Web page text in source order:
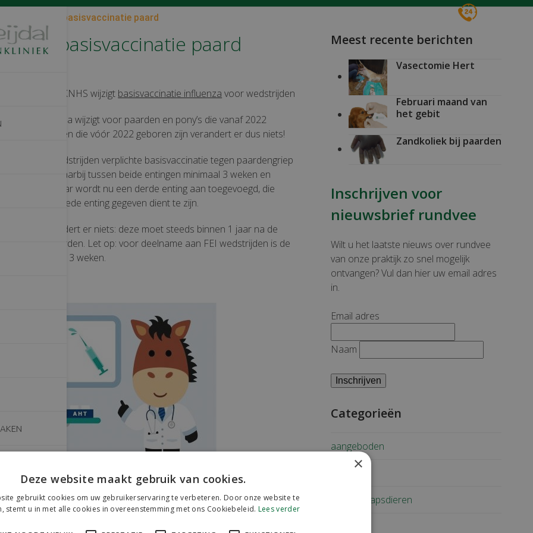
Nieuwe regels basisvaccinatie paard
basisvaccinatie paard
regels : KNHS wijzigt basisvaccinatie influenza voor wedstrijden
voor influenza wijzigt voor paarden en pony’s die vanaf 2022
Voor alle dieren die vóór 2022 geboren zijn verandert er dus niets!
de voor wedstrijden verplichte basisvaccinatie tegen paardengriep
entingen, waarbij tussen beide entingen minimaal 3 weken en
tijd zit. Daar wordt nu een derde enting aan toegevoegd, die
na de tweede enting gegeven dient te zijn.
verandert er niets: deze moet steeds binnen 1 jaar na de
gegeven worden. Let op: voor deelname aan FEI wedstrijden is de
6 maanden en 3 weken.
artikelen
Meest recente berichten
Vasectomie Hert
Februari maand van
het gebit
Zandkoliek bij paarden
Inschrijven voor
nieuwsbrief rundvee
Wilt u het laatste nieuws over rundvee
van onze praktijk zo snel mogelijk
ontvangen? Vul dan hier uw email adres
in.
Email adres
Naam
Categorieën
aangeboden
Gezelschapsdieren
×
Deze website maakt gebruik van cookies.
gebruikt cookies om uw gebruikerservaring te verbeteren. Door onze website te
stemt u in met alle cookies in overeenstemming met ons Cookiebeleid. Lees verder